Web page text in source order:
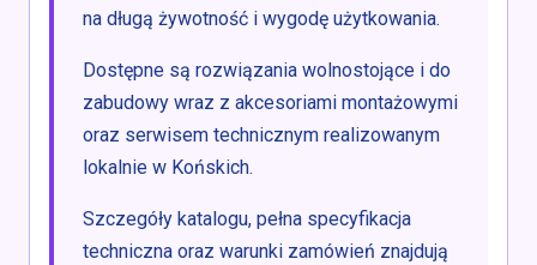
na długą żywotność i wygodę użytkowania.
Dostępne są rozwiązania wolnostojące i do
zabudowy wraz z akcesoriami montażowymi
oraz serwisem technicznym realizowanym
lokalnie w Końskich.
Szczegóły katalogu, pełna specyfikacja
techniczna oraz warunki zamówień znajdują